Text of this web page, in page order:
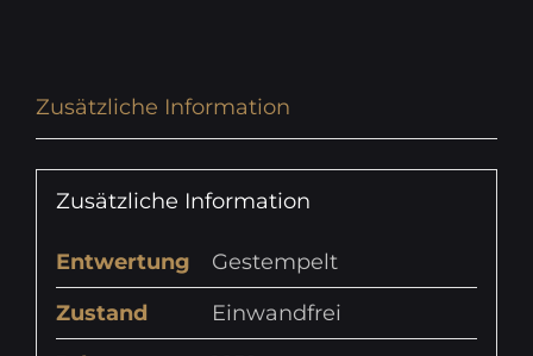
Zusätzliche Information
Zusätzliche Information
Entwertung
Gestempelt
Zustand
Einwandfrei